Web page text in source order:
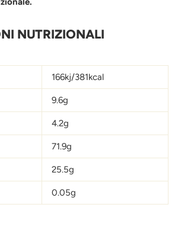
NUTRIZIONALI
166kj/381kcal
9.6g
4.2g
71.9g
25.5g
0.05g